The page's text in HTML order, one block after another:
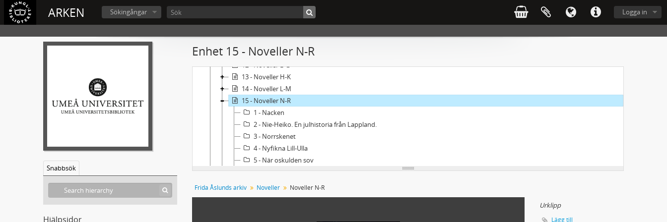
ARKEN Logga in
Sökingångar
Snabbsök
Hjälpsidor
Enhet 15 - Noveller N-R
Handskrift 41 - Frida Åslunds arkiv
Romaner
11 - Noveller D
12 - Noveller E-G
13 - Noveller H-K
14 - Noveller L-M
15 - Noveller N-R
1 - Nacken
2 - Nie-Heiko. En julhistoria från Lappland.
3 - Norrskenet
4 - Nyfikna Lill-Ulla
5 - När oskulden sov
6 - När solen miste sitt sken. En gammal historia.
7 - ... och fann det vid sitt eget brunnstak!
8 - Offret
Frida Åslunds arkiv Noveller Noveller N-R
Urklipp
Lägg till